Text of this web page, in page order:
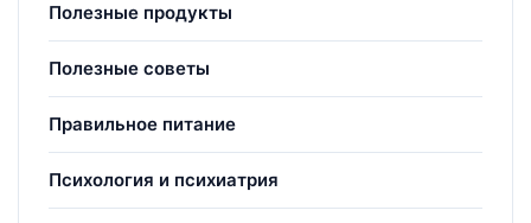
Полезные продукты
Полезные советы
Правильное питание
Психология и психиатрия